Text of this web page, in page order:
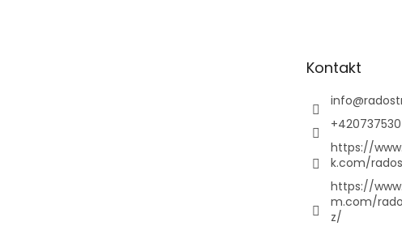
Kontakt
info@
https://
k.com/
https://
m.com/
z/